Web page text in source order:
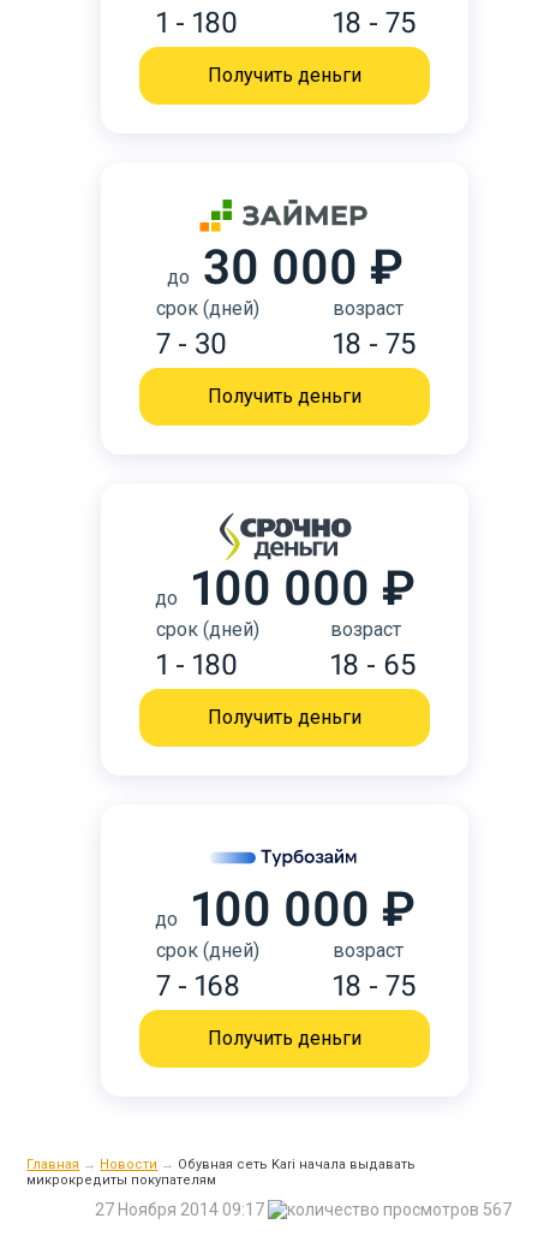
1 - 180 18 - 75
Получить деньги
до 30 000 ₽
срок (дней)
7 - 30
возраст
18 - 75
Получить деньги
до 100 000 ₽
срок (дней)
1 - 180
возраст
18 - 65
Получить деньги
до 100 000 ₽
срок (дней)
7 - 168
возраст
18 - 75
Получить деньги
Главная → Новости → Обувная сеть Kari начала выдавать
микрокредиты покупателям
567
27 Ноября 2014 09:17